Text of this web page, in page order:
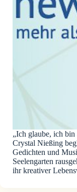
„Ich glaube, ich
Crystal Nießing
Gedichten und
Seelengarten
ihr kreativer